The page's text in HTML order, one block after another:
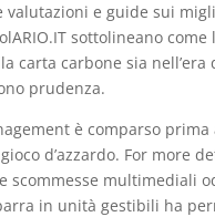
e guide sui
sottolineano
carta carbone sia
prudenza.
è comparso
d’azzardo. For more
scommesse multimediali
in unità gestibili ha